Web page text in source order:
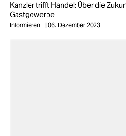
Kanzler trifft Handel: Über die
Gastgewerbe
Informieren 06. Dezember 2023